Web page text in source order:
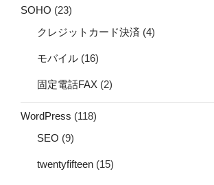
SOHO (23)
クレジットカード決済 (4)
モバイル (16)
固定電話FAX (2)
WordPress (118)
SEO (9)
twentyfifteen (15)